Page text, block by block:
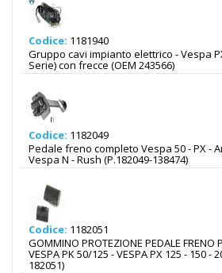
Codice: 1181940
Gruppo cavi impianto elettrico - Vespa
Serie) con frecce (OEM 243566)
Codice: 1182049
Pedale freno completo Vespa 50 - PX -
Vespa N - Rush (P.182049-138474)
Codice: 1182051
GOMMINO PROTEZIONE PEDALE FRENO
VESPA PK 50/125 - VESPA PX 125 - 150 -
182051)